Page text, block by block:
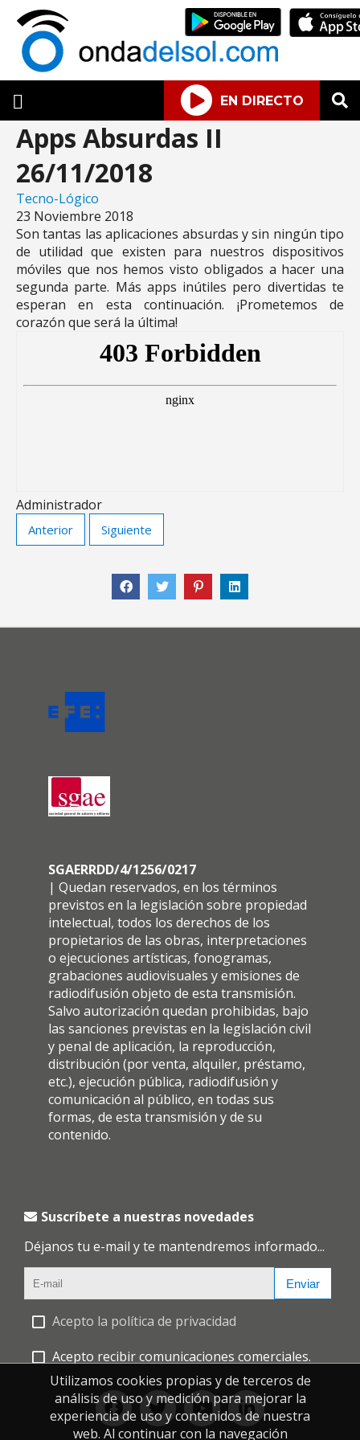
EN DIRECTO
Apps Absurdas II
26/11/2018
Tecno-Lógico
23 Noviembre 2018
Son tantas las aplicaciones absurdas y sin ningún tipo
de utilidad que existen para nuestros dispositivos
móviles que nos hemos visto obligados a hacer una
segunda parte. Más apps inútiles pero divertidas te
esperan en esta continuación. ¡Prometemos de
corazón que será la última!
Administrador
Anterior Siguiente
SGAERRDD/4/1256/0217
| Quedan reservados, en los términos
previstos en la legislación sobre propiedad
intelectual, todos los derechos de los
propietarios de las obras, interpretaciones
o ejecuciones artísticas, fonogramas,
grabaciones audiovisuales y emisiones de
radiodifusión objeto de esta transmisión.
Salvo autorización quedan prohibidas, bajo
las sanciones previstas en la legislación civil
y penal de aplicación, la reproducción,
distribución (por venta, alquiler, préstamo,
etc.), ejecución pública, radiodifusión y
comunicación al público, en todas sus
formas, de esta transmisión y de su
contenido.
Suscríbete a nuestras novedades
Déjanos tu e-mail y te mantendremos informado...
Enviar
Acepto la política de privacidad
Acepto recibir comunicaciones comerciales.
Utilizamos cookies propias y de terceros de
análisis de uso y medición para mejorar la
experiencia de uso y contenidos de nuestra
web. Al continuar con la navegación